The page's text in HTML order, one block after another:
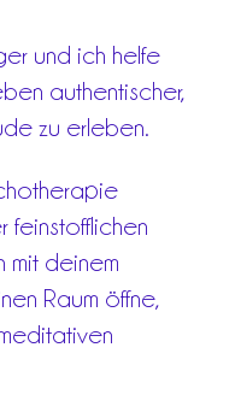
und ich helfe
authentischer,
zu erleben.
feinstofflichen
mit deinem
Raum öffne,